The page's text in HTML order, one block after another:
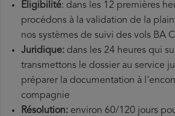
Eligibilité: dans les 12 premières
procédons à la validation de la
nos systèmes de suivi des vols BA
Juridique: dans les 24 heures qui
transmettons le dossier au service
préparer la documentation à
compagnie
Résolution: environ 60/120 jours